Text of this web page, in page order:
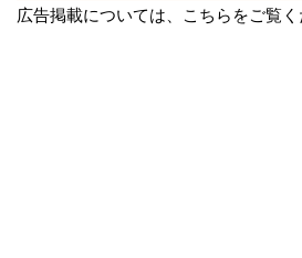
広告掲載については、こちらをご覧く